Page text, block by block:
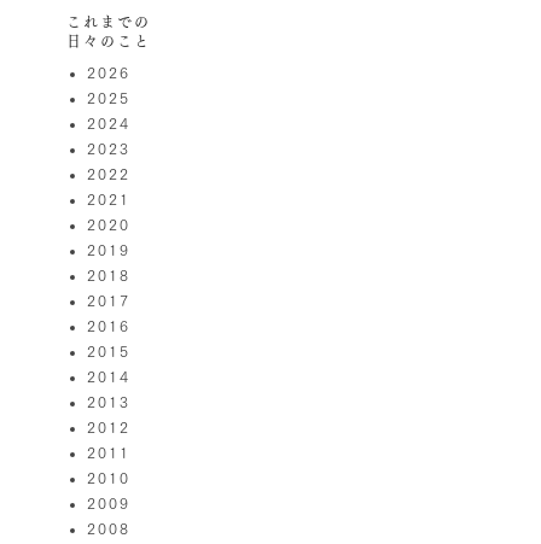
これまでの
日々のこと
2026
2025
2024
2023
2022
2021
2020
2019
2018
2017
2016
2015
2014
2013
2012
2011
2010
2009
2008